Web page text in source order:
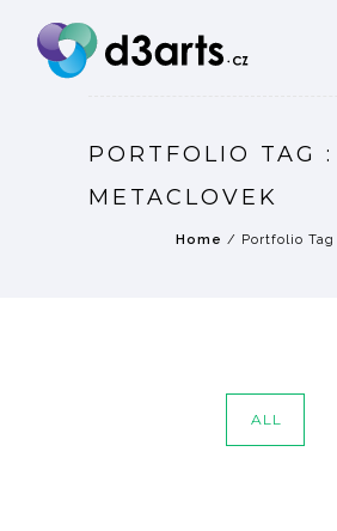
PORTFOLIO TAG :
METACLOVEK
Home / Portfolio
ALL